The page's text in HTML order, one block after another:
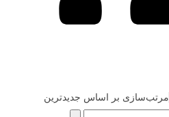
مرتب‌سازی بر اساس جدیدترین